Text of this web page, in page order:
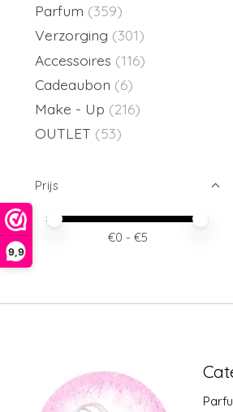
9,9
Parfum (359)
Verzorging (301)
Accessoires (116)
Cadeaubon (6)
Make - Up (216)
OUTLET (53)
Prijs
Minimale prijswaarde
Price maximum value
€0 - €5